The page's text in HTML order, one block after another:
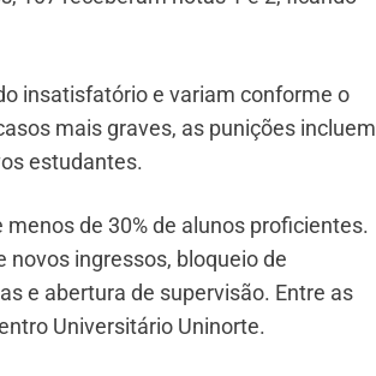
insatisfatório e variam conforme o
mais graves, as punições incluem
estudantes.
de 30% de alunos proficientes.
novos ingressos, bloqueio de
e abertura de supervisão. Entre as
Universitário Uninorte.